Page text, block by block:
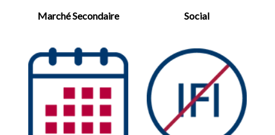
Marché Secondaire Social